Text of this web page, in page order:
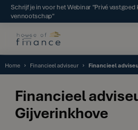
Schrijf je in voor het Webinar "Privé
vennootschap"
Home Financieel adviseur Financieel
Financieel
Gijverinkhove